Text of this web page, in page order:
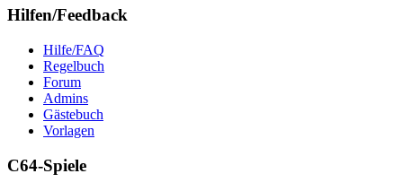
Hilfen/Feedback
Hilfe/FAQ
Regelbuch
Forum
Admins
Gästebuch
Vorlagen
C64-Spiele